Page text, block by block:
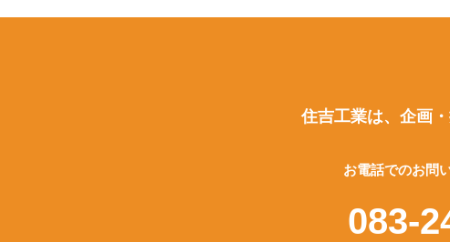
住吉工業は、企画
お電話でのお問
083-